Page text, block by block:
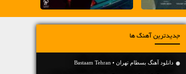
جدیدترین آهنگ ها
دانلود آهنگ بسطام تهران • Bastaam Tehran